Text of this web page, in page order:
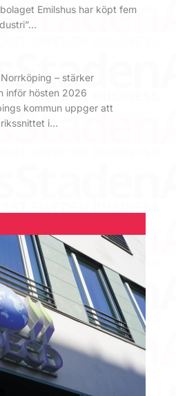
Emilshus har köpt fem
– stärker
inför hösten 2026
kommun uppger att
rikssnittet i…